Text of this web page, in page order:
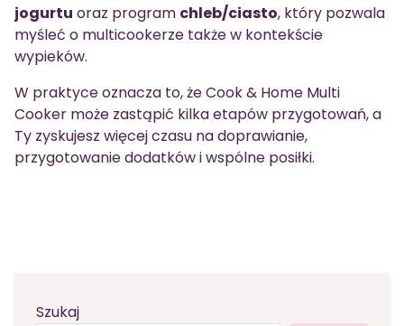
jogurtu oraz program chleb/ciasto, który pozwala
myśleć o multicookerze także w kontekście
wypieków.
W praktyce oznacza to, że Cook & Home Multi
Cooker może zastąpić kilka etapów przygotowań, a
Ty zyskujesz więcej czasu na doprawianie,
przygotowanie dodatków i wspólne posiłki.
Szukaj